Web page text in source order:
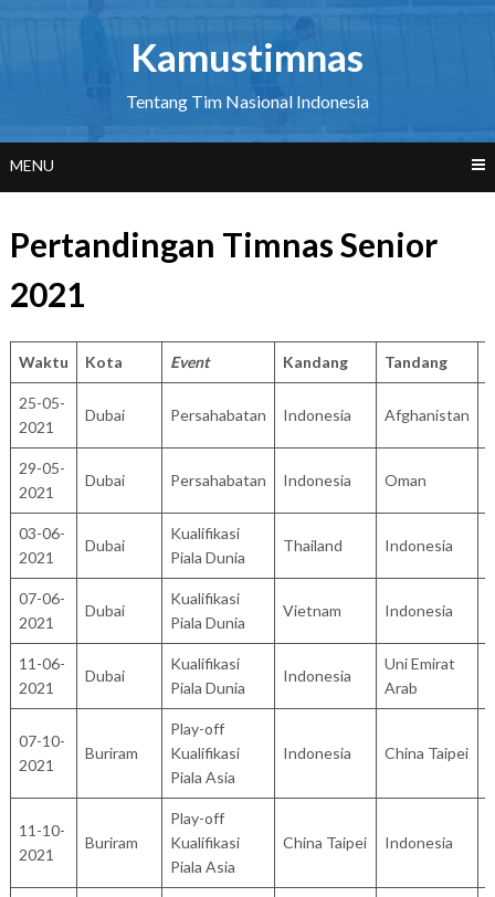
Kamustimnas
Tentang Tim Nasional Indonesia
MENU
Pertandingan Timnas Senior
2021
Waktu Kota Event Kandang Tandang
25-05-
2021
Dubai Persahabatan Indonesia Afghanistan
29-05-
2021
Dubai Persahabatan Indonesia Oman
03-06-
2021
Dubai
Kualifikasi
Piala Dunia
Thailand Indonesia
07-06-
2021
Dubai
Kualifikasi
Piala Dunia
Vietnam Indonesia
11-06-
2021
Dubai
Kualifikasi
Piala Dunia
Indonesia
Uni Emirat
Arab
07-10-
2021
Buriram
Play-off
Kualifikasi
Piala Asia
Indonesia China Taipei
11-10-
2021
Buriram
Play-off
Kualifikasi
Piala Asia
China Taipei Indonesia